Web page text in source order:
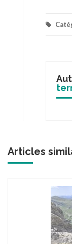
Articles